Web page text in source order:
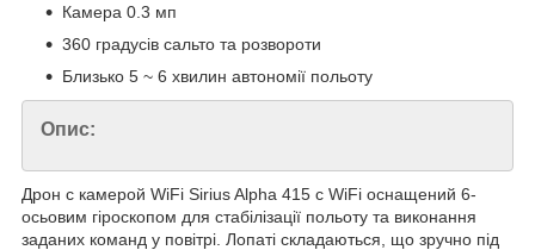
Камера 0.3 мп
360 градусів сальто та розвороти
Близько 5 ~ 6 хвилин автономії польоту
Опис:
Дрон с камерой WiFi Sirius Alpha 415 c WiFi оснащений 6-
осьовим гіроскопом для стабілізації польоту та виконання
заданих команд у повітрі. Лопаті складаються, що зручно під